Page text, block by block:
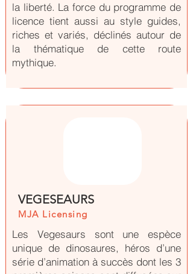
la liberté. La force du programme de
licence tient aussi au style guides,
riches et variés, déclinés autour de
la thématique de cette route
mythique.
VEGESEAURS
MJA Licensing
Les Vegesaurs sont une espèce
unique de dinosaures, héros d’une
série d’animation à succès dont les 3